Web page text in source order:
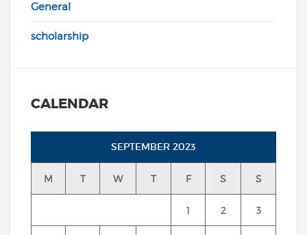
General
scholarship
CALENDAR
SEPTEMBER 2023
M T W T F S S
1 2 3